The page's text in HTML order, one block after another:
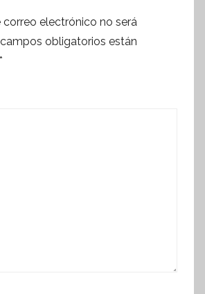
correo electrónico no será
obligatorios están
*